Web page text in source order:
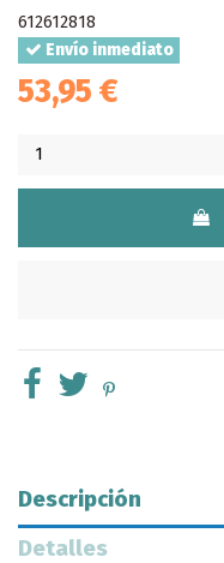
612612818
Envío inmediato
53,95 €
Descripción
Detalles